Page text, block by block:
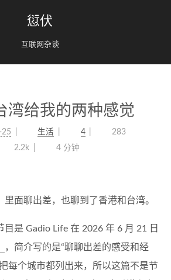
愆伏
互联网杂谈
湾给我的两种感觉
生活 4
283
2.2k
4 分钟
面聊出差，也聊到了香港和台湾。
是 Gadio Life 在 2026 年 6 月 21 日
，简介写的是“聊聊出差的感受和经
每个城市都列出来，所以这篇不是节